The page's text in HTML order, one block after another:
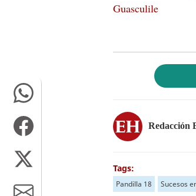
Guasculile
Redacción
Tags:
Pandilla 18 Sucesos